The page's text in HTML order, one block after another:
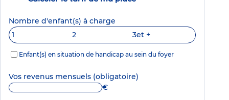
Nombre d'enfant(s) à charge
1
2 3et +
Enfant(s) en situation de handicap au sein du foyer
Vos revenus mensuels (obligatoire)
€